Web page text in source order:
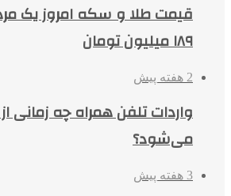
قیمت طلا و سکه امروز یک
۱۸۹ میلیون تومان
2 هفته پیش
واردات تلفن همراه چه زمانی
می‌شود؟
3 هفته پیش